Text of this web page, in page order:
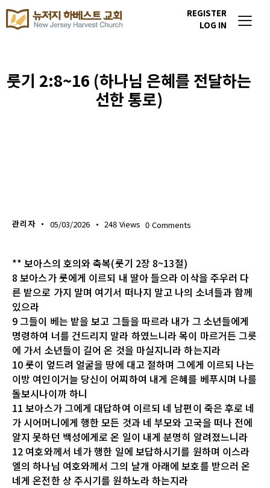
REGISTER
LOG IN
룻기 2:8~16 (하나님 은혜를 전달하는
선한 통로)
관리자 05/03/2026 248 Views 0 Comments
** 보아스의 호의와 축복(룻기 2장 8~13절)
8 보아스가 룻에게 이르되 내 딸아 들으라 이삭을 주우러 다
른 밭으로 가지 말며 여기서 떠나지 말고 나의 소녀들과 함께
있으라
9 그들이 베는 밭을 보고 그들을 따르라 내가 그 소년들에게
명령하여 너를 건드리지 말라 하였느니라 목이 마르거든 그릇
에 가서 소년들이 길어 온 것을 마실지니라 하는지라
10 룻이 엎드려 얼굴을 땅에 대고 절하며 그에게 이르되 나는
이방 여인이거늘 당신이 어찌하여 내게 은혜를 베푸시며 나를
돌보시나이까 하니
11 보아스가 그에게 대답하여 이르되 네 남편이 죽은 후로 네
가 시어머니에게 행한 모든 것과 네 부모와 고국을 떠나 전에
알지 못하던 백성에게로 온 일이 내게 분명히 알려졌느니라
12 여호와께서 네가 행한 일에 보답하시기를 원하며 이스라
엘의 하나님 여호와께서 그의 날개 아래에 보호를 받으러 온
네게 온전한 상 주시기를 원하노라 하는지라